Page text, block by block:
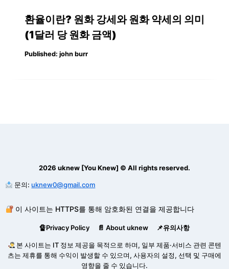
환율이란? 원화 강세와 원화 약세의 의미
(1달러 당 원화 금액)
Published: john burr
2026 uknew [You Knew] © All rights reserved.
문의: uknew0@gmail.com
이 사이트는 HTTPS를 통해 암호화된 연결을 제공합니다
🔏Privacy Policy 📄 About uknew 📌유의사항
본 사이트는 IT 정보 제공을 목적으로 하며, 일부 제품·서비스 관련 콘텐
츠는 제휴를 통해 수익이 발생할 수 있으며, 사용자의 설정, 선택 및 구매에
영향을 줄 수 있습니다.